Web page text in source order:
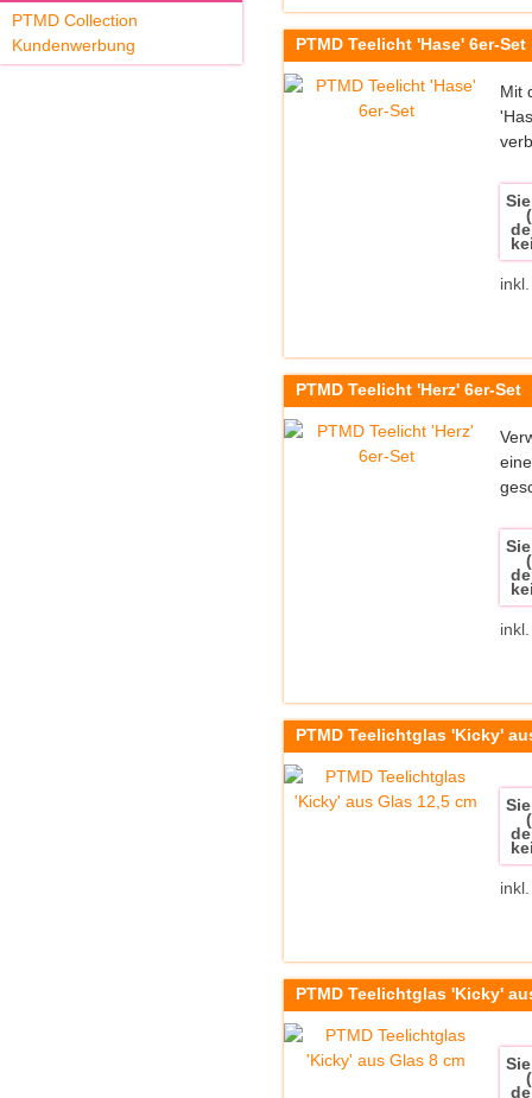
PTMD Teelicht 'Hase' 6er-Set
Mit
PTMD Teelicht 'Herz' 6er-Set
PTMD Teelichtglas 'Kicky'
PTMD Teelichtglas 'Kicky'
PTMD Collection
Kundenwerbung